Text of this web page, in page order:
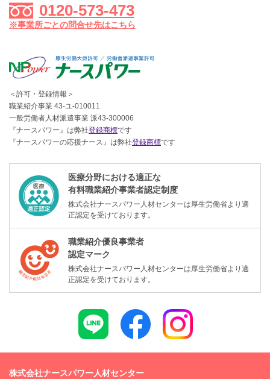
0120-573-473
※事業所ごとの問合せ先はこちら
＜許可・登録情報＞
職業紹介事業 43-ユ-010011
一般労働者人材派遣事業 派43-300006
『ナースパワー』は弊社登録商標です
『ナースパワーの応援ナース』は弊社登録商標です
医療分野における適正な
有料職業紹介事業者認定制度
株式会社ナースパワー人材センターは厚生労働省より適
正認定を受けております。
職業紹介優良事業者
認定マーク
株式会社ナースパワー人材センターは厚生労働省より適
正認定を受けております。
株式会社ナースパワー人材センター